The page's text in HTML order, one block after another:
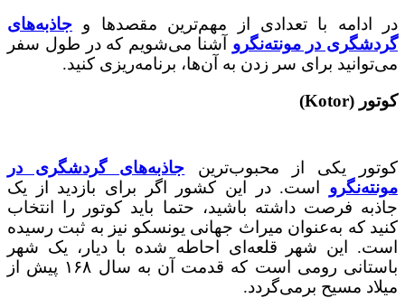
در ادامه با تعدادی از مهم‌ترین مقصدها و جاذبه‌های
گردشگری در مونته‌نگرو آشنا می‌شویم که در طول سفر
می‌توانید برای سر زدن به آن‌ها، برنامه‌ریزی کنید.
کوتور (Kotor)
کوتور یکی از محبوب‌ترین جاذبه‌های گردشگری در
مونته‌نگرو است. در این کشور اگر برای بازدید از یک
جاذبه فرصت داشته باشید، حتما باید کوتور را انتخاب
کنید که به‌عنوان میراث جهانی یونسکو نیز به ثبت رسیده
است. این شهر قلعه‌ای احاطه شده با دیار، یک شهر
باستانی رومی است که قدمت آن به سال ۱۶۸ پیش از
میلاد مسیح برمی‌گردد.